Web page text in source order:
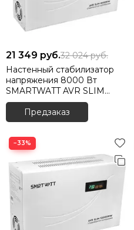
21 349 руб.32 024руб.
Настенный стабилизатор
напряжения 8000 Вт
SMARTWATT AVR SLIM
8000RW
Предзаказ
−33%